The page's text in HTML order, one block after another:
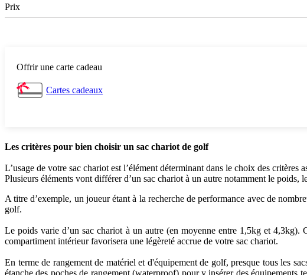
Prix
Offrir une carte cadeau
Cartes cadeaux
Les critères pour bien choisir un sac chariot de golf
L’usage de votre sac chariot est l’élément déterminant dans le choix des critères
Plusieurs éléments vont différer d’un sac chariot à un autre notamment le poids,
A titre d’exemple, un joueur étant à la recherche de performance avec de
golf.
Le poids varie d’un sac chariot à un autre (en moyenne entre 1,5kg et 4,3kg).
compartiment intérieur favorisera une légèreté accrue de votre sac chariot.
En terme de rangement de matériel et d'équipement de golf, presque tous les